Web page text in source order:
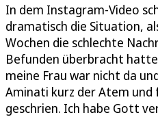
In dem Instagram-Video
dramatisch die Situation,
Wochen die schlechte
Befunden überbracht
meine Frau war nicht da
Aminati kurz der Atem
geschrien. Ich habe Gott